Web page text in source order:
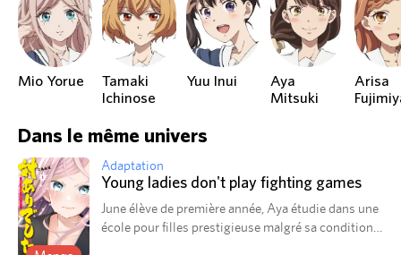
Mio Yorue
Tamaki
Ichinose
Yuu Inui
Aya
Mitsuki
Arisa
Dans le même univers
Adaptation
Young ladies don't play fighting games
June élève de première année, Aya étudie dans une
école pour filles prestigieuse malgré sa condition